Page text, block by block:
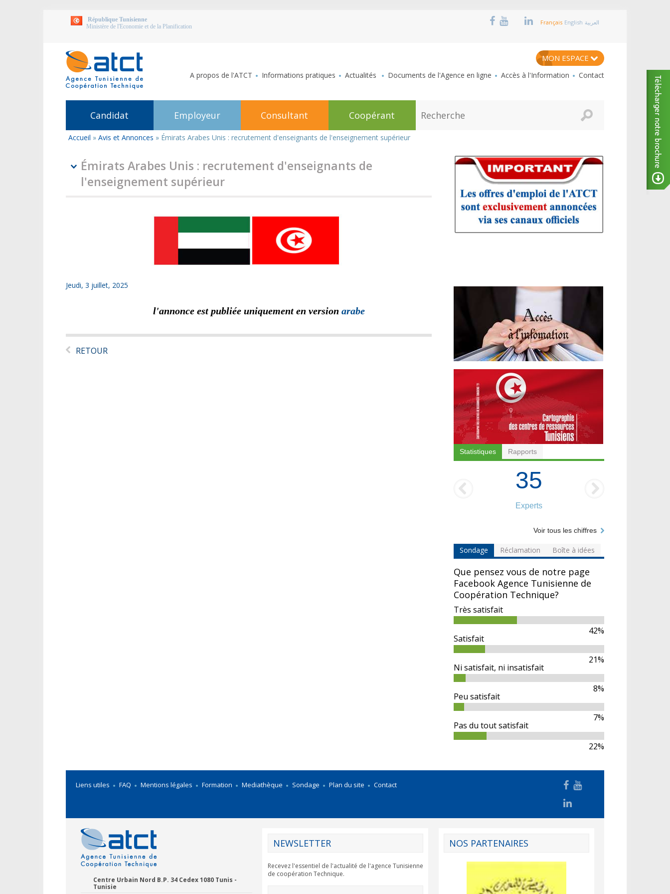
République Tunisienne
Ministère de l'Economie et de la Planification
Français English العربية
MON ESPACE
A propos de l'ATCT Informations pratiques Actualités Documents de l'Agence en ligne Accès à l'Information Contact
Candidat Employeur Consultant Coopérant e
Vous
Accueil » Avis et Annonces » Émirats Arabes Unis : recrutement d'enseignants de l'enseignement supérieur
Émirats Arabes Unis : recrutement d'enseignants de
l'enseignement supérieur
Jeudi, 3 juillet, 2025
l'annonce est publiée uniquement en version arabe
RETOUR
Statistiques Rapports
35
Experts
Voir tous les chiffres
Sondage Réclamation Boîte à idées
Que pensez vous de notre page
Facebook Agence Tunisienne de
Coopération Technique?
Très satisfait
42%
Satisfait
21%
Ni satisfait, ni insatisfait
8%
Peu satisfait
7%
Pas du tout satisfait
22%
Liens utiles FAQ Mentions légales Formation Mediathèque Sondage Plan du site Contact
NOS PARTENAIRES
Centre Urbain Nord B.P. 34 Cedex 1080 Tunis -
Tunisie
NEWSLETTER
Recevez l'essentiel de l'actualité de l'agence Tunisienne
de coopération Technique.